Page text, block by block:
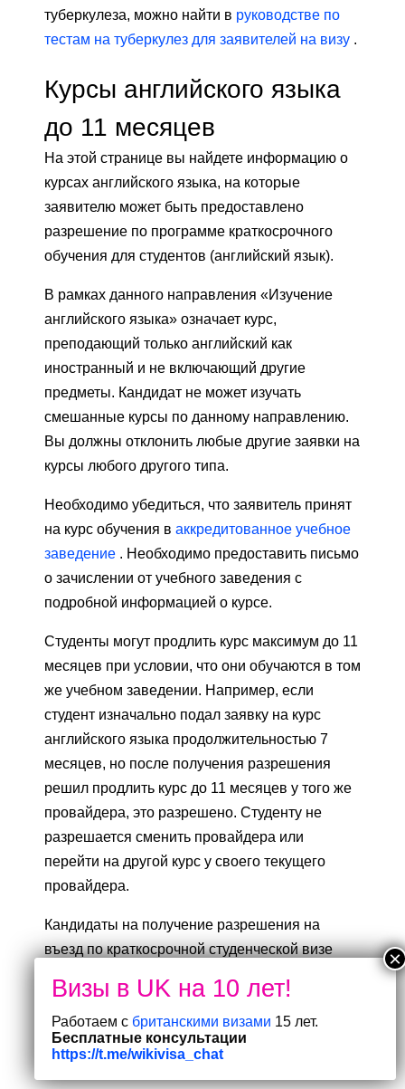
туберкулеза, можно найти в руководстве по
тестам на туберкулез для заявителей на визу .
Курсы английского языка
до 11 месяцев
На этой странице вы найдете информацию о
курсах английского языка, на которые
заявителю может быть предоставлено
разрешение по программе краткосрочного
обучения для студентов (английский язык).
В рамках данного направления «Изучение
английского языка» означает курс,
преподающий только английский как
иностранный и не включающий другие
предметы. Кандидат не может изучать
смешанные курсы по данному направлению.
Вы должны отклонить любые другие заявки на
курсы любого другого типа.
Необходимо убедиться, что заявитель принят
на курс обучения в аккредитованное учебное
заведение . Необходимо предоставить письмо
о зачислении от учебного заведения с
подробной информацией о курсе.
Студенты могут продлить курс максимум до 11
месяцев при условии, что они обучаются в том
же учебном заведении. Например, если
студент изначально подал заявку на курс
английского языка продолжительностью 7
месяцев, но после получения разрешения
решил продлить курс до 11 месяцев у того же
провайдера, это разрешено. Студенту не
разрешается сменить провайдера или
перейти на другой курс у своего текущего
провайдера.
Кандидаты на получение разрешения на
въезд по краткосрочной студенческой визе
всем требованиям пунктовSTS 3.1 — STS 7.2
Правил иммиграции, см.: Требования к
претендентам на краткосрочную студенческую
Работаем с британскими визами 15 лет.
Бесплатные консультации
https://t.me/wikivisa_chat